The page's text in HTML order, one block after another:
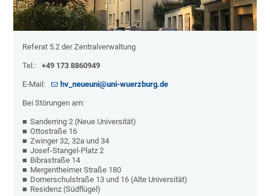
Referat 5.2 der Zentralverwaltung
Tel.:+49 173 8860949
E-Mail: hv_neueuni@uni-wuerzburg.de
Bei Störungen am:
Sanderring 2 (Neue Universität)
Ottostraße 16
Zwinger 32, 32a und 34
Josef-Stangel-Platz 2
Bibrastraße 14
Mergentheimer Straße 180
Domerschulstraße 13 und 16 (Alte Universität)
Residenz (Südflügel)